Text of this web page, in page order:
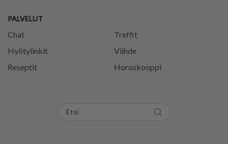
PALVELUT
Chat
Treffit
Hyötylinkit
Viihde
Reseptit
Horoskooppi